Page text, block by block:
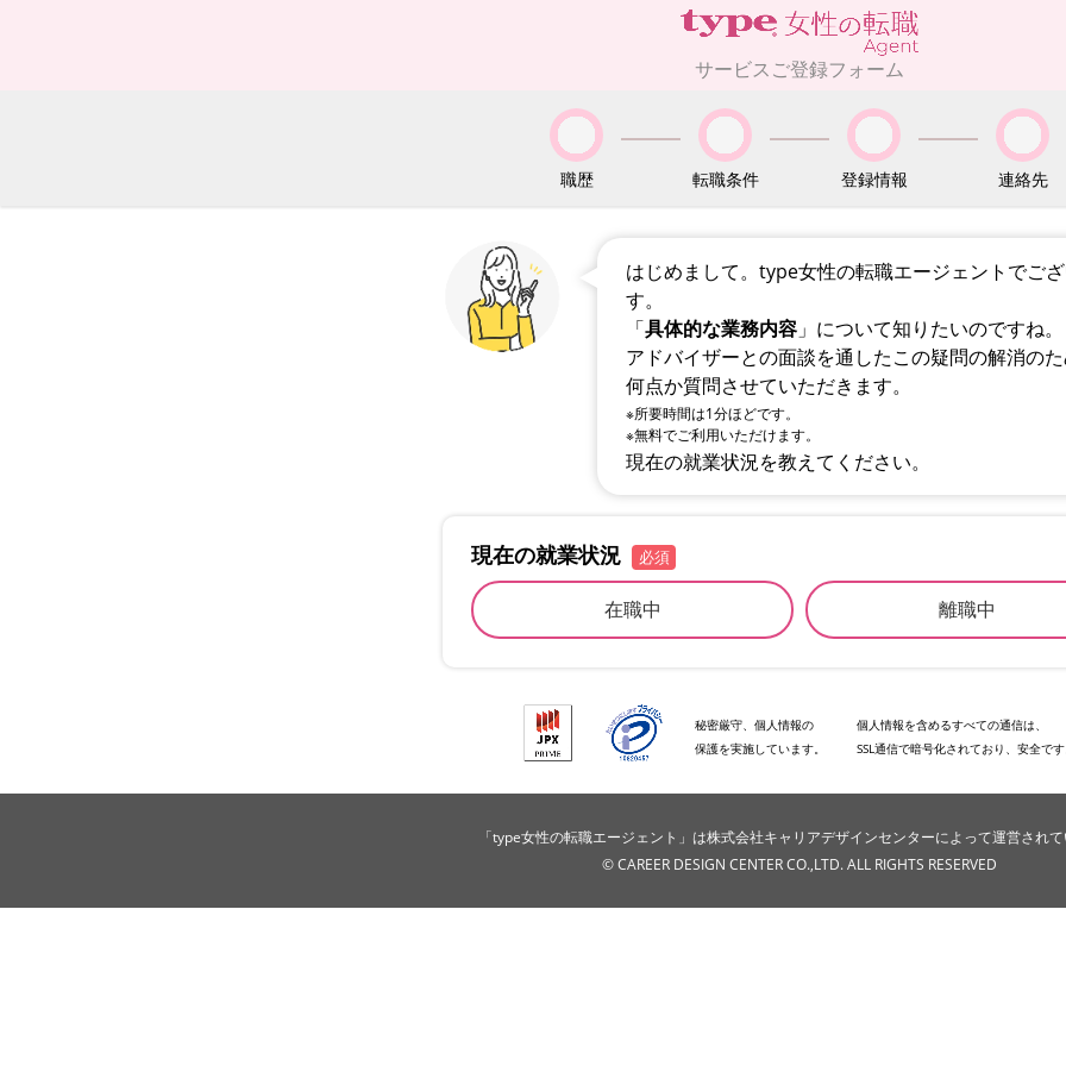
サービスご登録フォーム
職歴 転職条件 登録情報 連絡先
はじめまして。type女性の転職エージェントでござ
す。
「具体的な業務内容 」について知りたいのですね。
アドバイザーとの面談を通したこの疑問の解消のた
何点か質問させていただきます。
※所要時間は1分ほどです。
※無料でご利用いただけます。
現在の就業状況を教えてください。
現在の就業状況 必須
在職中 離職中
秘密厳守、個人情報の
保護を実施しています。
個人情報を含めるすべての通信は、
SSL通信で暗号化されており、安全です
「type女性の転職エージェント」は株式会社キャリアデザインセンターによって運営されて
© CAREER DESIGN CENTER CO.,LTD. ALL RIGHTS RESERVED